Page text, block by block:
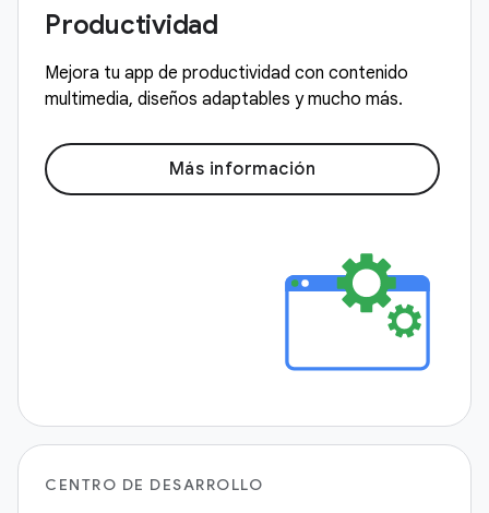
Productividad
Mejora tu app de productividad con contenido
multimedia, diseños adaptables y mucho más.
Más información
CENTRO DE DESARROLLO